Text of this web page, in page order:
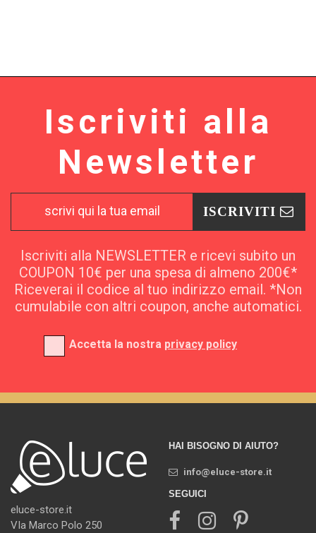
Iscriviti alla
Newsletter
ISCRIVITI
Iscriviti alla NEWSLETTER e ricevi subito un
COUPON 10€ per una spesa di almeno 200€*
Riceverai il codice al tuo indirizzo email. *Non
cumulabile con altri coupon, anche automatici.
Accetta la nostra privacy policy
eluce-store.it
VIa Marco Polo 250
HAI BISOGNO DI AIUTO?
info@eluce-store.it
SEGUICI